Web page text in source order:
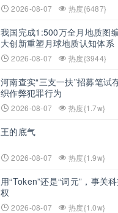
2026-08-07 热度{6487}
我国完成1:500万全月地质图
大创新重塑月球地质认知体系
2026-08-07 热度{3944}
河南查实“三支一扶”招募笔试
织作弊犯罪行为
2026-08-07 热度{1.7w}
王的底气
2026-08-07 热度{1.9w}
用“Token”还是“词元”，事关
权
2026-08-07 热度{1.0w}